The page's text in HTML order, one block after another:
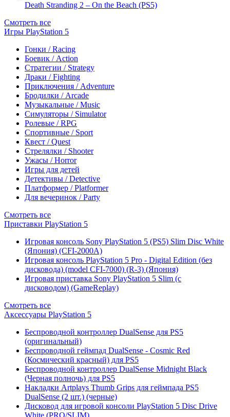
Death Stranding 2 – On the Beach (PS5)
Смотреть все
Игры PlayStation 5
Гонки / Racing
Боевик / Action
Стратегии / Strategy
Драки / Fighting
Приключения / Adventure
Бродилки / Arcade
Музыкальные / Music
Симуляторы / Simulator
Ролевые / RPG
Спортивные / Sport
Квест / Quest
Стрелялки / Shooter
Ужасы / Horror
Игры для детей
Детективы / Detective
Платформер / Platformer
Для вечеринок / Party
Смотреть все
Приставки PlayStation 5
Игровая консоль Sony PlayStation 5 (PS5) Slim Disc White
(Япония) (CFI-2000A)
Игровая консоль PlayStation 5 Pro - Digital Edition (без
дисковода) (model CFI-7000) (R-3) (Япония)
Игровая приставка Sony PlayStation 5 Slim (с
дисководом) (GameReplay)
Смотреть все
Аксессуары PlayStation 5
Беспроводной контроллер DualSense для PS5
(оригинальный)
Беспроводной геймпад DualSense - Cosmic Red
(Космический красный) для PS5
Беспроводной контроллер DualSense Midnight Black
(Черная полночь) для PS5
Накладки Artplays Thumb Grips для геймпада PS5
DualSense (2 шт.) (черные)
Дисковод для игровой консоли PlayStation 5 Disc Drive
White (PRO/SLIM)